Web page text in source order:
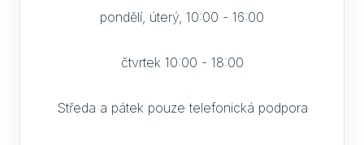
pondělí, úterý, 10:00 - 16:00
čtvrtek 10:00 - 18:00
Středa a pátek pouze telefonická podpora